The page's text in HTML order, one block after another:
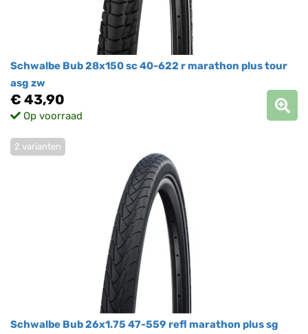
Schwalbe Bub 28x150 sc 40-622 r marathon plus tour
asg zw
€ 43,90
Op voorraad
Schwalbe Bub 26x1.75 47-559 refl marathon plus sg
2 varianten